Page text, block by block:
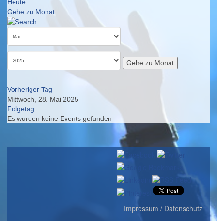
Heute
Gehe zu Monat
Gehe zu Monat
Vorheriger Tag
Mittwoch, 28. Mai 2025
Folgetag
Es wurden keine Events gefunden
Impressum / Datenschutz